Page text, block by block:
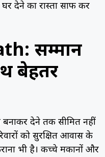
देने का रास्ता साफ कर
सम्मान
बेहतर
देने तक सीमित नहीं
को सुरक्षित आवास के
भी है। कच्चे मकानों और